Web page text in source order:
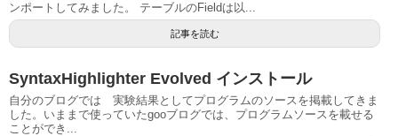
ンポートしてみました。 テーブルのFieldは以...
記事を読む
SyntaxHighlighter Evolved インストール
自分のブログでは 実験結果としてプログラムのソースを掲載してきま
した。いままで使っていたgooブログでは、プログラムソースを載せる
ことができ...